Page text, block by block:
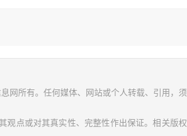
网所有。任何媒体、网站或个人转载、引用，须
观点或对其真实性、完整性作出保证。相关版权